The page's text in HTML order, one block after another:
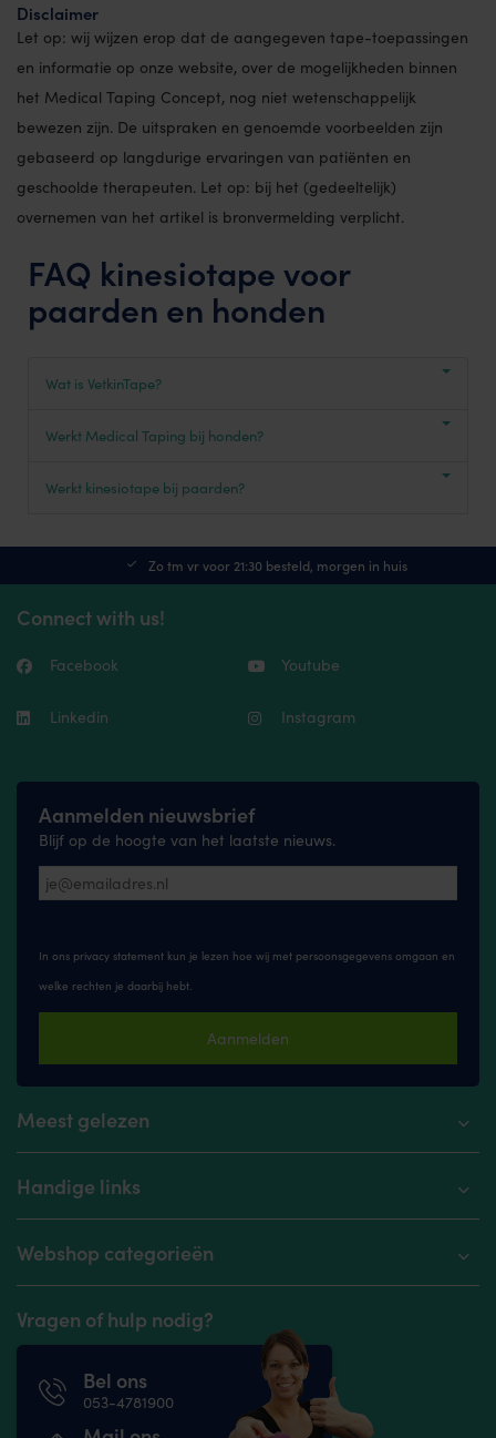
Disclaimer
Let op: wij wijzen erop dat de aangegeven tape-toepassingen
en informatie op onze website, over de mogelijkheden binnen
het Medical Taping Concept, nog niet wetenschappelijk
bewezen zijn. De uitspraken en genoemde voorbeelden zijn
gebaseerd op langdurige ervaringen van patiënten en
geschoolde therapeuten. Let op: bij het (gedeeltelijk)
overnemen van het artikel is bronvermelding verplicht.
FAQ kinesiotape voor
paarden en honden
Wat is VetkinTape?
Werkt Medical Taping bij honden?
Werkt kinesiotape bij paarden?
Zo tm vr voor 21:30 besteld, morgen in huis
Connect with us!
Facebook Youtube
Linkedin Instagram
Aanmelden nieuwsbrief
Blijf op de hoogte van het laatste nieuws.
In ons privacy statement kun je lezen hoe wij met persoonsgegevens omgaan en
welke rechten je daarbij hebt.
Aanmelden
Meest gelezen
Handige links
Webshop categorieën
Vragen of hulp nodig?
Bel ons
053-4781900